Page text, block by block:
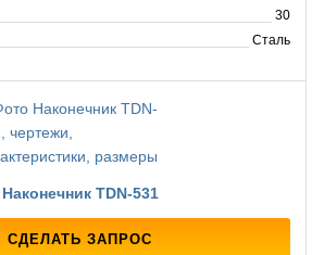
30
Сталь
Наконечник TDN-531
СДЕЛАТЬ ЗАПРОС